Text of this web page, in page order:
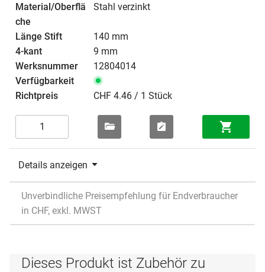
Stahl verzinkt
140 mm
9 mm
12804014
CHF 4.46 / 1 Stück
Details anzeigen
Unverbindliche Preisempfehlung für Endverbraucher
in CHF, exkl. MWST
Dieses Produkt ist Zubehör zu